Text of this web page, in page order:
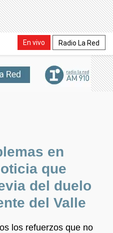
En vivo Radio La Red
en
que
del duelo
del Valle
los refuerzos que no